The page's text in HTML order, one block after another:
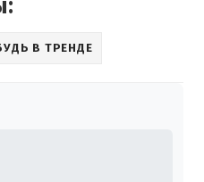
В ТРЕНДЕ